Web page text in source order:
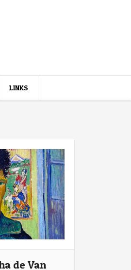
LINKS
de Van